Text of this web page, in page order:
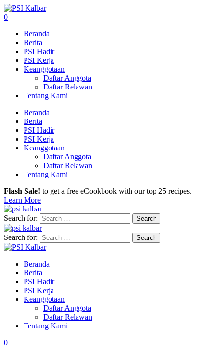
0
Beranda
Berita
PSI Hadir
PSI Kerja
Keanggotaan
Daftar Anggota
Daftar Relawan
Tentang Kami
Beranda
Berita
PSI Hadir
PSI Kerja
Keanggotaan
Daftar Anggota
Daftar Relawan
Tentang Kami
Flash Sale! to get a free eCookbook with our top 25 recipes.
Learn More
Search for:
Search for:
Beranda
Berita
PSI Hadir
PSI Kerja
Keanggotaan
Daftar Anggota
Daftar Relawan
Tentang Kami
0